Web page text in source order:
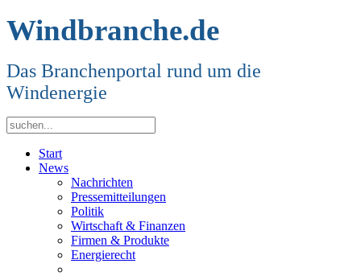
Windbranche.de
Das Branchenportal rund um die
Windenergie
Start
News
Nachrichten
Pressemitteilungen
Politik
Wirtschaft & Finanzen
Firmen & Produkte
Energierecht